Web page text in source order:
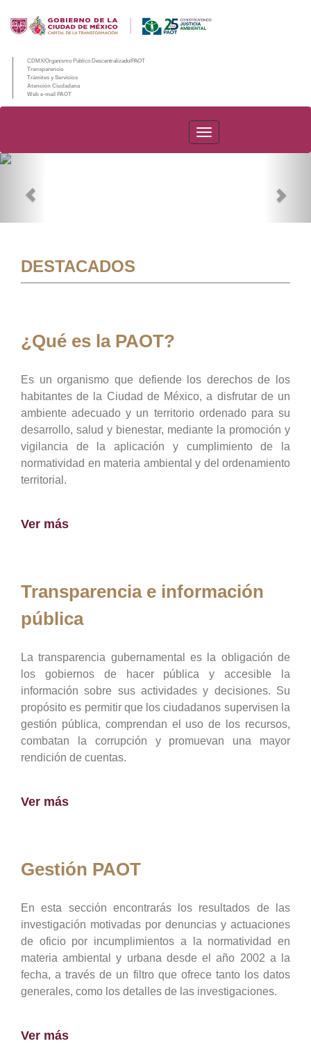
CDMX/Organismo Público Descentralizado/PAOT
Transparencia
Trámites y Servicios
Atención Ciudadana
Web e-mail PAOT
PAOT
DESTACADOS
¿Qué es la PAOT?
Es un organismo que defiende los derechos de los
habitantes de la Ciudad de México, a disfrutar de un
ambiente adecuado y un territorio ordenado para su
desarrollo, salud y bienestar, mediante la promoción y
vigilancia de la aplicación y cumplimiento de la
normatividad en materia ambiental y del ordenamiento
territorial.
Ver más
Transparencia e información
pública
La transparencia gubernamental es la obligación de
los gobiernos de hacer pública y accesible la
información sobre sus actividades y decisiones. Su
propósito es permitir que los ciudadanos supervisen la
gestión pública, comprendan el uso de los recursos,
combatan la corrupción y promuevan una mayor
rendición de cuentas.
Ver más
Gestión PAOT
En esta sección encontrarás los resultados de las
investigación motivadas por denuncias y actuaciones
de oficio por incumplimientos a la normatividad en
materia ambiental y urbana desde el año 2002 a la
fecha, a través de un filtro que ofrece tanto los datos
generales, como los detalles de las investigaciones.
Ver más